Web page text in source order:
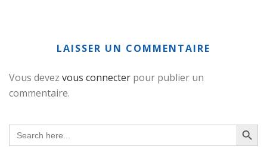
LAISSER UN COMMENTAIRE
Vous devez vous connecter pour publier un
commentaire.
Search
for:
Search Button